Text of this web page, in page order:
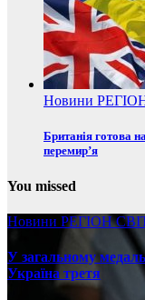
Новини
Британія готова
перемир’я
You missed
Новини РЕГІОН
У загальному
Україна третя